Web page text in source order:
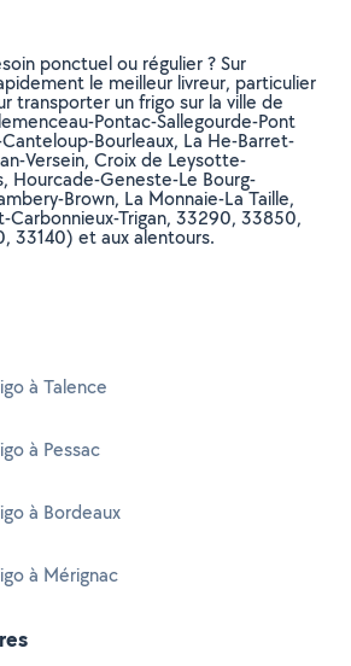
ponctuel ou régulier ? Sur
le meilleur livreur, particulier
transporter un frigo sur la ville de
Pontac-Sallegourde-Pont
Bourleaux, La He-Barret-
Versein, Croix de Leysotte-
Hourcade-Geneste-Le Bourg-
Brown, La Monnaie-La Taille,
Carbonnieux-Trigan, 33290, 33850,
33140) et aux alentours.
à Talence
à Pessac
à Bordeaux
à Mérignac